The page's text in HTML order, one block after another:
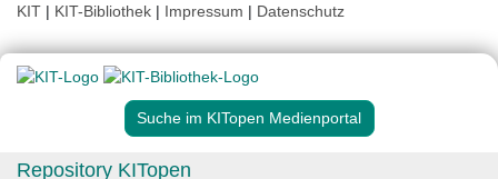
KIT | KIT-Bibliothek | Impressum | Datenschutz
Suche im KITopen Medienportal
Repository KITopen